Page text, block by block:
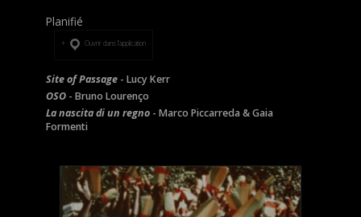
Planifié
Ouvrir dans l’application
Site of Passage- Lucy Kerr
OSO- Bruno Lourenço
La nascita di un regno- Marco Piccarreda & Gaia
Formenti